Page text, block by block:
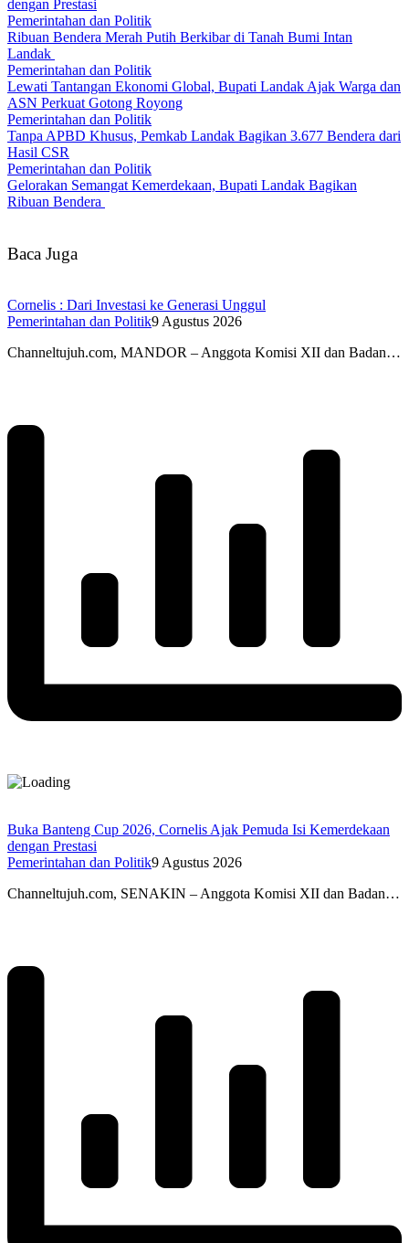
dengan Prestasi
Pemerintahan dan Politik
Ribuan Bendera Merah Putih Berkibar di Tanah Bumi Intan
Landak
Pemerintahan dan Politik
Lewati Tantangan Ekonomi Global, Bupati Landak Ajak Warga dan
ASN Perkuat Gotong Royong
Pemerintahan dan Politik
Tanpa APBD Khusus, Pemkab Landak Bagikan 3.677 Bendera dari
Hasil CSR
Pemerintahan dan Politik
Gelorakan Semangat Kemerdekaan, Bupati Landak Bagikan
Ribuan Bendera
Baca Juga
Cornelis : Dari Investasi ke Generasi Unggul
Pemerintahan dan Politik9 Agustus 2026
Channeltujuh.com, MANDOR – Anggota Komisi XII dan Badan…
Buka Banteng Cup 2026, Cornelis Ajak Pemuda Isi Kemerdekaan
dengan Prestasi
Pemerintahan dan Politik9 Agustus 2026
Channeltujuh.com, SENAKIN – Anggota Komisi XII dan Badan…